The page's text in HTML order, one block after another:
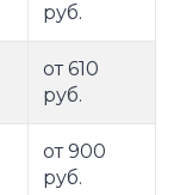
руб.
от 610
руб.
от 900
руб.